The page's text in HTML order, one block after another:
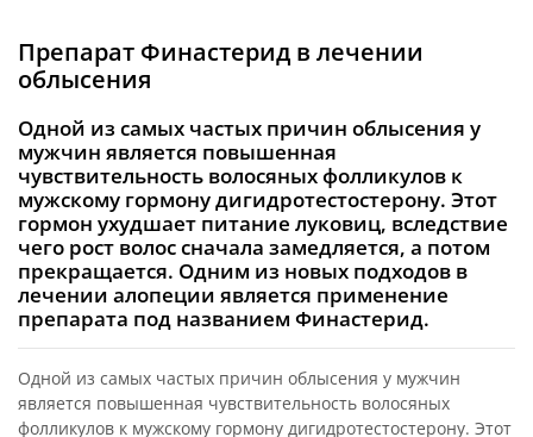
Препарат Финастерид в лечении
облысения
Одной из самых частых причин облысения у
мужчин является повышенная
чувствительность волосяных фолликулов к
мужскому гормону дигидротестостерону. Этот
гормон ухудшает питание луковиц, вследствие
чего рост волос сначала замедляется, а потом
прекращается. Одним из новых подходов в
лечении алопеции является применение
препарата под названием Финастерид.
Одной из самых частых причин облысения у мужчин
является повышенная чувствительность волосяных
фолликулов к мужскому гормону дигидротестостерону. Этот